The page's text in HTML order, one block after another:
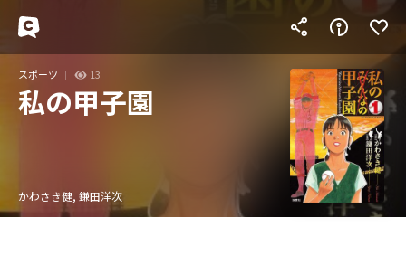
スポーツ 13
私の甲子園
かわさき健, 鎌田洋次